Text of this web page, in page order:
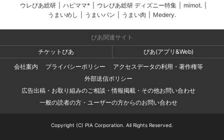
ウレぴあ総研 ハピママ* ウレぴあ総研 ディズニー特集 mimot.
うまいめし
うまいパン うまい肉 Medery.
ぴあ関連サイト
チケットぴあ
ぴあ(アプリ&Web)
会社案内
プライバシーポリシー
アクセスデータの利用・著作権等
外部送信ポリシー
広告出稿・お取り組みのご相談・情報掲載・その他お問い合わせ
一般の読者の方・ユーザーの方からのお問い合わせ
Copyright (C) PIA Corporation. All Rights Reserved.